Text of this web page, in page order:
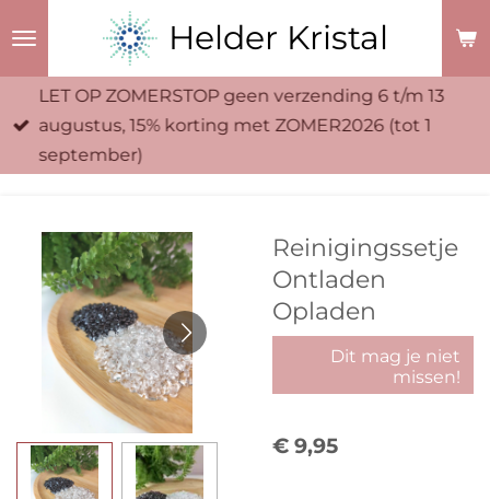
naar
Helder Kristal
LET OP ZOMERSTOP geen verzending 6 t/m 13
augustus, 15% korting met ZOMER2026 (tot 1
september)
Reinigingssetje
Ontladen
Opladen
Dit mag je niet
missen!
€ 9,95